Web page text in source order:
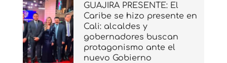
GUAJIRA PRESENTE: El
Caribe se hizo presente en
Cali: alcaldes y
gobernadores buscan
protagonismo ante el
nuevo Gobierno